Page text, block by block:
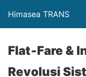
Himasea TRANS
Flat‑Fare &
Revolusi